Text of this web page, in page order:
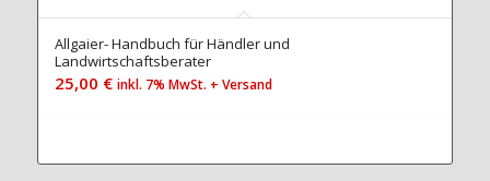
Allgaier- Handbuch für Händler und
Landwirtschaftsberater
25,00 € inkl. 7% MwSt. + Versand